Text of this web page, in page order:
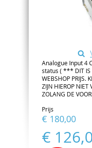
Analogue Input 4
status ( *** DIT IS
WEBSHOP PRIJS.
ZIJN HIEROP NIET
ZOLANG DE
Prijs
€ 180,00
€